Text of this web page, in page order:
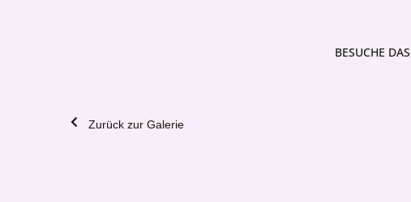
BESUCHE
Zurück zur Galerie